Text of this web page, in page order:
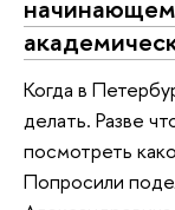
Когда в
делать. Разве
посмотреть
Попросили